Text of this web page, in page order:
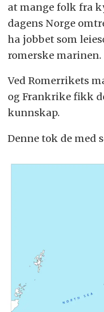
at mange folk fra
dagens Norge
ha jobbet som
romerske marinen.
Ved Romerrikets
og Frankrike fikk
kunnskap.
Denne tok de med